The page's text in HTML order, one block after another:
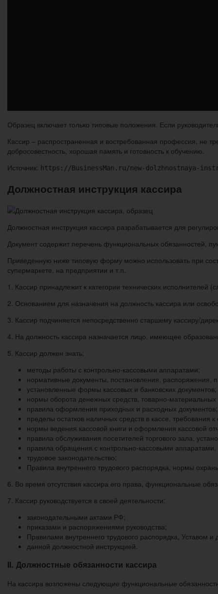
Образец включает только типовые положения. Если
Кассир – распространенная и востребованная профессия, не
добросовестность, хорошая память и готовность к обучению.
Источник: https://BusinessMan.ru/new-dolzhnostnaya-
Должностная инструкция кассира
Должностная инструкция кассира разрабатывается для
Документ содержит перечень функциональных обязанностей,
Приведенную ниже типовую форму можно использовать при
супермаркете, на предприятии и т.п.
1. Кассир принадлежит к категории технических исполнителей
2. Основанием для назначения на должность кассира или
3. Кассир подчиняется непосредственно старшему кассиру/
4. На должность кассира назначается лицо, имеющее
5. Кассир должен знать:
методы работы с контрольно-кассовыми аппаратами;
нормативные документы, постановления, распоряжения,
установленные формы кассовых и банковских документов;
нормы оборота денежных средств, товарно-материальных
правила оформления приходных и расходных документов;
пределы остатков наличных средств в кассе, требования
нормы ведения кассовой книги и оформления кассовой
правила обслуживания посетителей торгового зала,
правила обращения с контрольно-кассовыми аппаратами,
трудовое законодательство;
Правила внутреннего трудового распорядка, нормы
6. Во время отсутствия кассира его права, функциональные
7. Кассир руководствуется в своей деятельности:
законодательными актами РФ;
приказами и распоряжениями руководства;
Правилами внутреннего трудового распорядка, Уставом
данной должностной инструкцией.
ІІ. Должностные обязанности кассира
На кассира возложены следующие функциональные